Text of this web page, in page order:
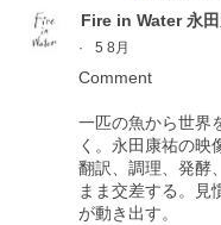
Fire in Water 永
·
5 8月
Comment
一匹の魚から世界
く。永田康祐の映
翻訳、調理、発酵
まま交差する。見
が動き出す。